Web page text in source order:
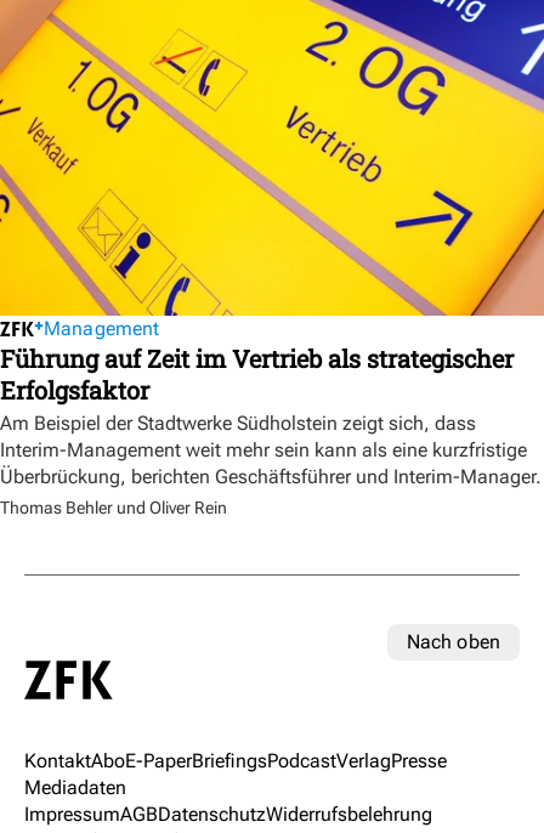
Management
Führung auf Zeit im Vertrieb als strategischer
Erfolgsfaktor
Am Beispiel der Stadtwerke Südholstein zeigt sich, dass
Interim-Management weit mehr sein kann als eine kurzfristige
Überbrückung, berichten Geschäftsführer und Interim-Manager.
Thomas Behler und Oliver Rein
Nach oben
KontaktAboE-PaperBriefingsPodcastVerlagPresse
Mediadaten
ImpressumAGBDatenschutzWiderrufsbelehrung